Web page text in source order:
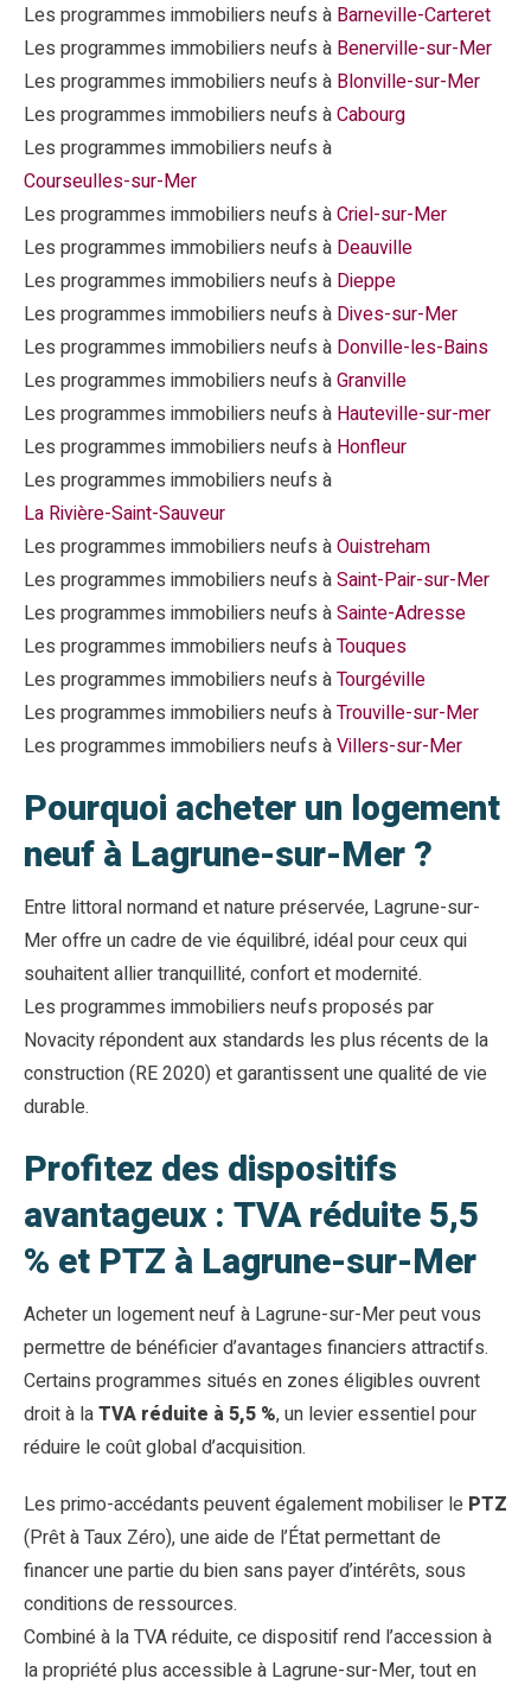
Les programmes immobiliers neufs à Barneville-Carteret
Les programmes immobiliers neufs à Benerville-sur-Mer
Les programmes immobiliers neufs à Blonville-sur-Mer
Les programmes immobiliers neufs àCabourg
Les programmes immobiliers neufs à
Courseulles-sur-Mer
Les programmes immobiliers neufs àCriel-sur-Mer
Les programmes immobiliers neufs à Deauville
Les programmes immobiliers neufs à Dieppe
Les programmes immobiliers neufs à Dives-sur-Mer
Les programmes immobiliers neufs à Donville-les-Bains
Les programmes immobiliers neufs àGranville
Les programmes immobiliers neufs à Hauteville-sur-mer
Les programmes immobiliers neufs à Honfleur
Les programmes immobiliers neufs à
La Rivière-Saint-Sauveur
Les programmes immobiliers neufs àOuistreham
Les programmes immobiliers neufs àSaint-Pair-sur-Mer
Les programmes immobiliers neufs àSainte-Adresse
Les programmes immobiliers neufs àTouques
Les programmes immobiliers neufs àTourgéville
Les programmes immobiliers neufs àTrouville-sur-Mer
Les programmes immobiliers neufs àVillers-sur-Mer
Pourquoi acheter un logement
neuf à Lagrune-sur-Mer ?
Entre littoral normand et nature préservée, Lagrune-sur-
Mer offre un cadre de vie équilibré, idéal pour ceux qui
souhaitent allier tranquillité, confort et modernité.
Les programmes immobiliers neufs proposés par
Novacity répondent aux standards les plus récents de la
construction (RE 2020) et garantissent une qualité de vie
durable.
Profitez des dispositifs
avantageux : TVA réduite 5,5
% et PTZ à Lagrune-sur-Mer
Acheter un logement neuf à Lagrune-sur-Mer peut vous
permettre de bénéficier d’avantages financiers attractifs.
Certains programmes situés en zones éligibles ouvrent
droit à laTVA réduite à 5,5 %, un levier essentiel pour
réduire le coût global d’acquisition.
Les primo-accédants peuvent également mobiliser le PTZ
(Prêt à Taux Zéro), une aide de l’État permettant de
financer une partie du bien sans payer d’intérêts, sous
conditions de ressources.
Combiné à la TVA réduite, ce dispositif rend l’accession à
la propriété plus accessible à Lagrune-sur-Mer, tout en